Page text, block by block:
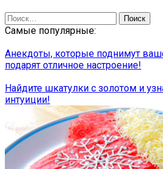
Найти:
Самые популярные:
Анекдоты, которые поднимут
подарят отличное настроение!
Найдите шкатулки с золотом и
интуиции!